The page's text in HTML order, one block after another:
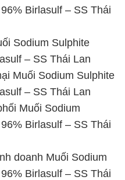
Birlasulf – SS Thái
Sodium Sulphite
– SS Thái Lan
Muối Sodium Sulphite
– SS Thái Lan
Muối Sodium
Birlasulf – SS Thái
doanh Muối Sodium
Birlasulf – SS Thái